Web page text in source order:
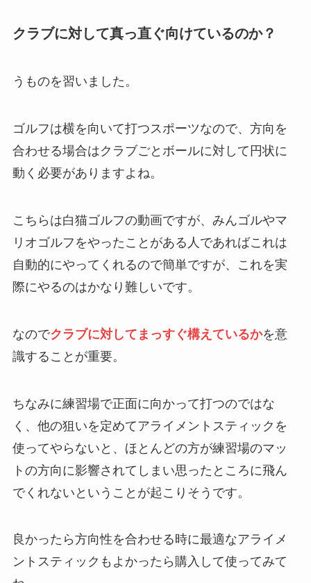
クラブに対して真っ直ぐ向けているのか？
うものを習いました。
ゴルフは横を向いて打つスポーツなので、方向を
合わせる場合はクラブごとボールに対して円状に
動く必要がありますよね。
こちらは白猫ゴルフの動画ですが、みんゴルやマ
リオゴルフをやったことがある人であればこれは
自動的にやってくれるので簡単ですが、これを実
際にやるのはかなり難しいです。
なのでクラブに対してまっすぐ構えているかを意
識することが重要。
ちなみに練習場で正面に向かって打つのではな
く、他の狙いを定めてアライメントスティックを
使ってやらないと、ほとんどの方が練習場のマッ
トの方向に影響されてしまい思ったところに飛ん
でくれないということが起こりそうです。
良かったら方向性を合わせる時に最適なアライメ
ントスティックもよかったら購入して使ってみて